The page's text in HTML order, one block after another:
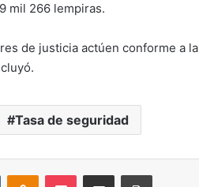
mil 266 lempiras.
de justicia actúen conforme a la
Tasa de seguridad
VKontakteOdnoklassniki
Pocket compartit via email Print